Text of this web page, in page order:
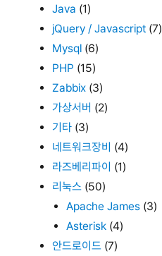
Java (1)
jQuery / Javascript (7)
Mysql (6)
PHP (15)
Zabbix (3)
가상서버 (2)
기타 (3)
네트워크장비 (4)
라즈베리파이 (1)
리눅스 (50)
Apache James (3)
Asterisk (4)
안드로이드 (7)